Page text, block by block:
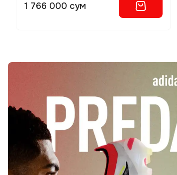
1 766 000 сум